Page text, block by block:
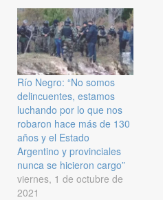
Río Negro: “No somos
delincuentes, estamos
luchando por lo que nos
robaron hace más de 130
años y el Estado
Argentino y provinciales
nunca se hicieron cargo”
viernes, 1 de octubre de
2021